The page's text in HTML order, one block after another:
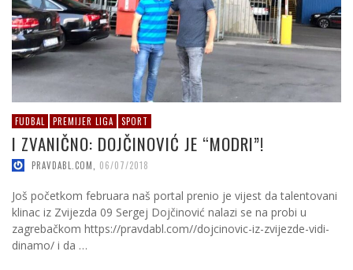
FUDBAL PREMIJER LIGA SPORT
I ZVANIČNO: DOJČINOVIĆ JE “MODRI”!
PRAVDABL.COM 06/07/2018
Još početkom februara naš portal prenio je vijest da talentovani
klinac iz Zvijezda 09 Sergej Dojčinović nalazi se na probi u
zagrebačkom https://pravdabl.com//dojcinovic-iz-zvijezde-vidi-
dinamo/ i da …